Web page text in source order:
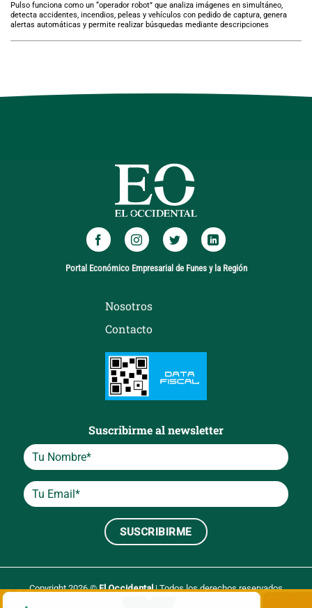
Pulso funciona como un “operador robot” que analiza imágenes en simultáneo,
detecta accidentes, incendios, peleas y vehículos con pedido de captura, genera
alertas automáticas y permite realizar búsquedas mediante descripciones
Portal Económico Empresarial de Funes y la Región
Nosotros
Contacto
Suscribirme al newsletter
Copyright 2026 ©El Occidental| Todos los derechos reservados